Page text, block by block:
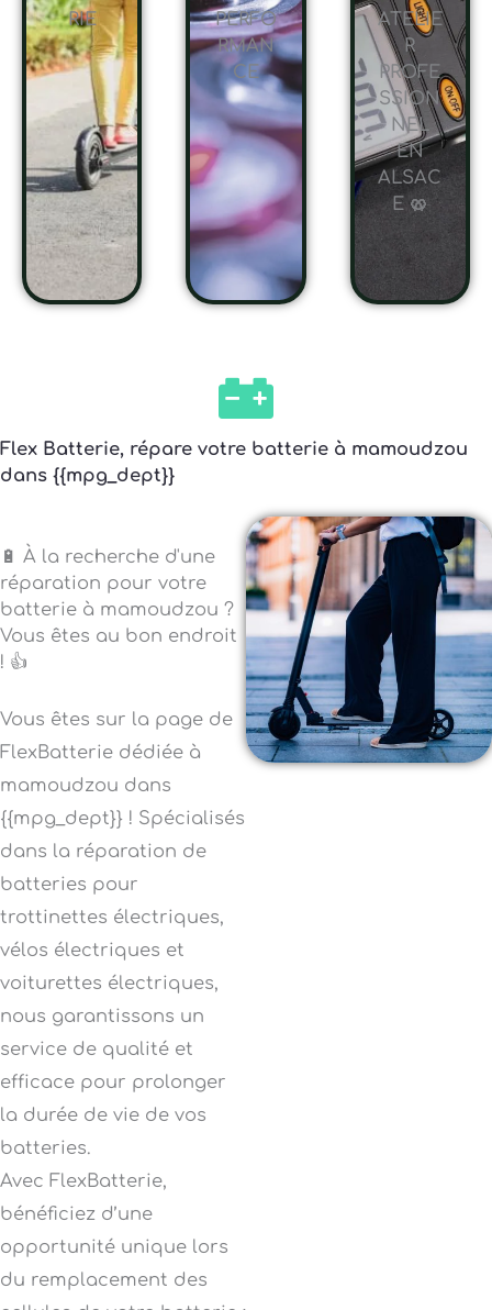
RIE
PERFO
RMAN
CE
ATELIE
R
PROFE
SSION
NEL
EN
ALSAC
E 🥨
Flex Batterie, répare votre batterie à mamoudzou
dans {{mpg_dept}}
🔋 À la recherche d'une
réparation pour votre
batterie à mamoudzou ?
Vous êtes au bon endroit
! 👍
Vous êtes sur la page de
FlexBatterie dédiée à
mamoudzou dans
{{mpg_dept}} ! Spécialisés
dans la réparation de
batteries pour
trottinettes électriques,
vélos électriques et
voiturettes électriques,
nous garantissons un
service de qualité et
efficace pour prolonger
la durée de vie de vos
batteries.
Avec FlexBatterie,
bénéficiez d’une
opportunité unique lors
du remplacement des